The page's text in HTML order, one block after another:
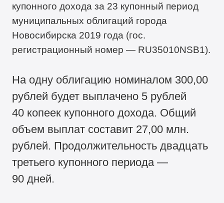
купонного дохода за 23 купонный период
муниципальных облигаций города
Новосибирска 2019 года (гос.
регистрационный номер — RU35010NSB1).
На одну облигацию номиналом 300,00
рублей будет выплачено 5 рублей
40 копеек купонного дохода. Общий
объем выплат составит 27,00 млн.
рублей. Продолжительность двадцать
третьего купонного периода —
90 дней.